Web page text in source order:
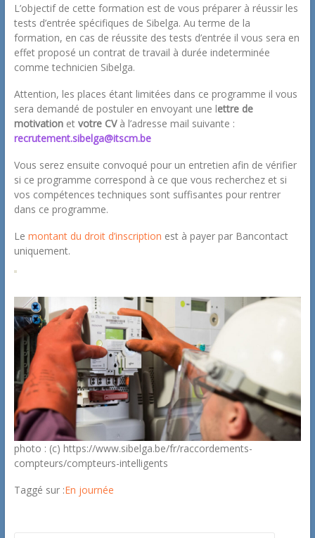
L’objectif de cette formation est de vous préparer à réussir les
tests d’entrée spécifiques de Sibelga. Au terme de la
formation, en cas de réussite des tests d’entrée il vous sera en
effet proposé un contrat de travail à durée indeterminée
comme technicien Sibelga.
Attention, les places étant limitées dans ce programme il vous
sera demandé de postuler en envoyant une lettre de
motivationet votre CVà l’adresse mail suivante :
recrutement.sibelga@itscm.be
Vous serez ensuite convoqué pour un entretien afin de vérifier
si ce programme correspond à ce que vous recherchez et si
vos compétences techniques sont suffisantes pour rentrer
dans ce programme.
Le montant du droit d’inscription est à payer par Bancontact
uniquement.
photo : (c) https://www.sibelga.be/fr/raccordements-
compteurs/compteurs-intelligents
Taggé sur :En journée